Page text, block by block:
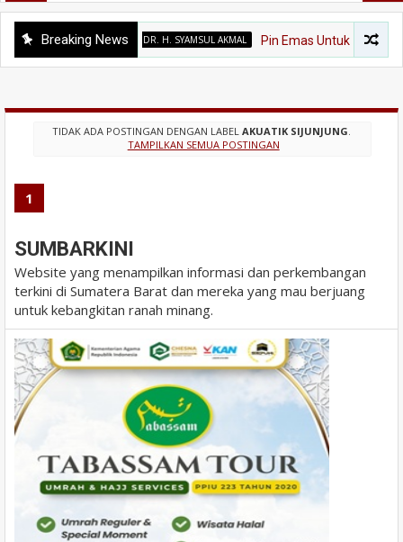
Breaking NewsDR. H. SYAMSUL AKMAL Pin Emas Untuk Dr. Syamsul
TIDAK ADA POSTINGAN DENGAN LABEL AKUATIK SIJUNJUNG.
TAMPILKAN SEMUA POSTINGAN
1
SUMBARKINI
Website yang menampilkan informasi dan perkembangan
terkini di Sumatera Barat dan mereka yang mau berjuang
untuk kebangkitan ranah minang.